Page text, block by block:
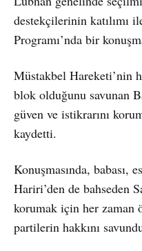
destekçilerinin katılımı
Programı’nda bir
Müstakbel Hareketi’nin
blok olduğunu savunan
güven ve istikrarını
kaydetti.
Konuşmasında, babası,
Hariri’den de bahseden
korumak için her zaman
partilerin hakkını